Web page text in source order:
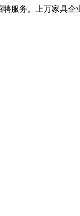
服务。上万家具